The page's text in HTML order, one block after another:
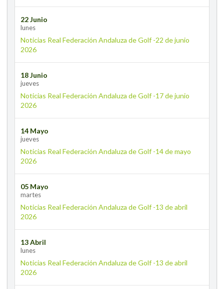
22 Junio
lunes
Noticias Real Federación Andaluza de Golf -22 de junio
2026
18 Junio
jueves
Noticias Real Federación Andaluza de Golf -17 de junio
2026
14 Mayo
jueves
Noticias Real Federación Andaluza de Golf -14 de mayo
2026
05 Mayo
martes
Noticias Real Federación Andaluza de Golf -13 de abril
2026
13 Abril
lunes
Noticias Real Federación Andaluza de Golf -13 de abril
2026